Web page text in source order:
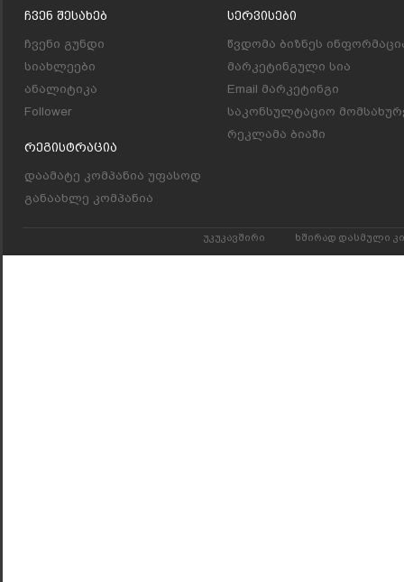
Ჩვენ Შესახებ
ჩვენი გუნდი
სიახლეები
ანალიტიკა
Follower
Რეგისტრაცია
დაამატე კომპანია უფასოდ
განაახლე კომპანია
Სერვისები
წვდომა ბიზნეს
მარკეტინგული სია
Email მარკეტინგი
საკონსულტაციო
რეკლამა ბიაში
უკუკავშირი ხშირად დასმული